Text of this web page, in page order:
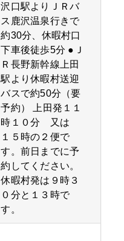
沢口駅よりＪＲバ
ス鹿沢温泉行きで
約30分、休暇村口
下車後徒歩5分 ●Ｊ
Ｒ長野新幹線上田
駅より休暇村送迎
バスで約50分（要
予約） 上田発１１
時１０分 又は
１５時の２便で
す。前日までに予
約してください。
休暇村発は９時３
０分と１３時で
す。